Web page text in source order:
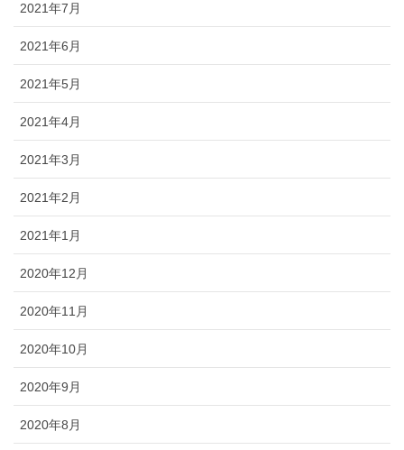
2021年7月
2021年6月
2021年5月
2021年4月
2021年3月
2021年2月
2021年1月
2020年12月
2020年11月
2020年10月
2020年9月
2020年8月